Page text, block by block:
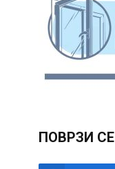
ПОВРЗИ СЕ